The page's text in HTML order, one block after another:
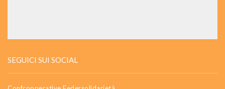
SEGUICI SUI SOCIAL